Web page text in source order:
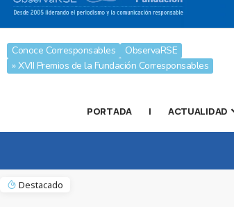
Conoce Corresponsables
ObservaRSE
» XVII Premios de la Fundación Corresponsables
PORTADA | ACTUALIDAD
Destacado